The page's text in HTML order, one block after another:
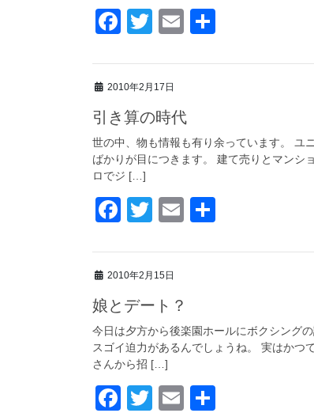
F
c
e
b
o
o
k
T
tt
er
E
ail
2010年2月17日
引き算の時代
世の中、物も情報も有り余っています。 ユ
ばかりが目につきます。 建て売りとマンシ
ロでジ […]
F
c
e
b
o
o
k
T
tt
er
E
ail
2010年2月15日
娘とデート？
今日は夕方から後楽園ホールにボクシング
スゴイ迫力があるんでしょうね。 実はかつ
さんから招 […]
F
T
E